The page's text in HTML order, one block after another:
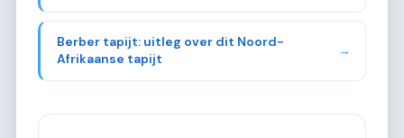
Berber tapijt: uitleg over dit Noord-
Afrikaanse tapijt
→